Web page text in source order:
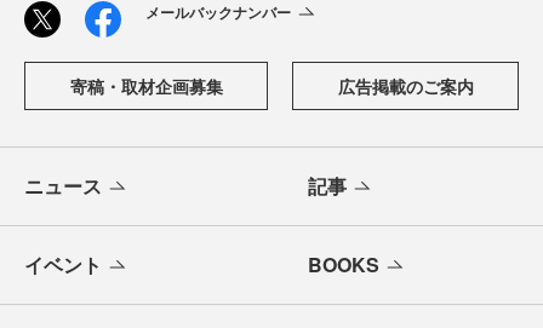
メールバックナンバー
寄稿・取材企画募集 広告掲載のご案内
ニュース 記事
イベント BOOKS